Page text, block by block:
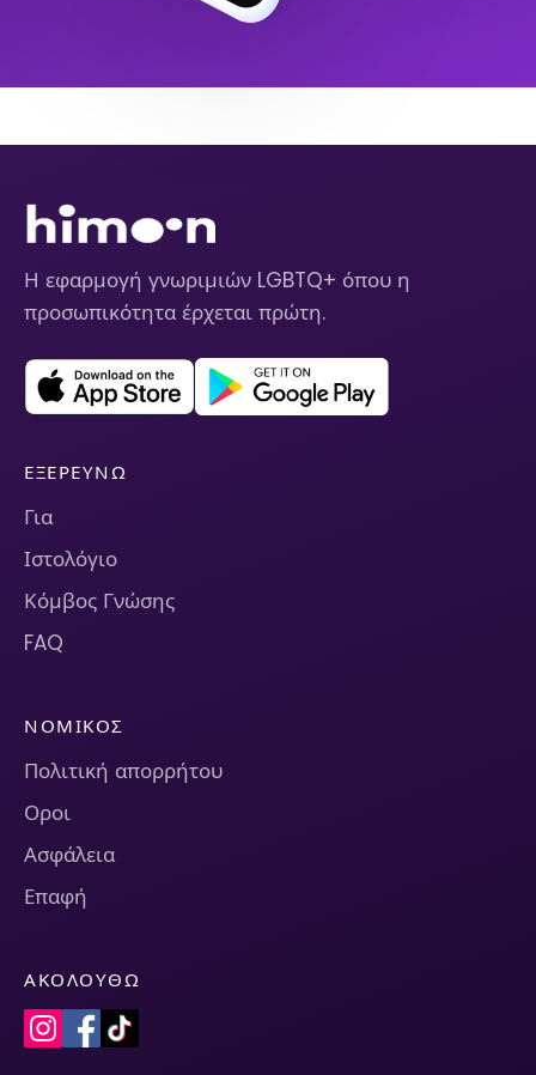
Η εφαρμογή γνωριμιών LGBTQ+ όπου η
προσωπικότητα έρχεται πρώτη.
ΕΞΕΡΕΥΝΏ
Για
Ιστολόγιο
Κόμβος Γνώσης
FAQ
ΝΟΜΙΚΌΣ
Πολιτική απορρήτου
Οροι
Ασφάλεια
Επαφή
ΑΚΟΛΟΥΘΏ